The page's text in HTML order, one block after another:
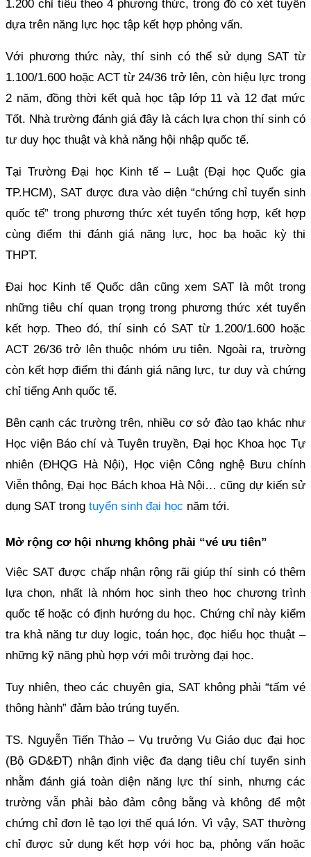
1.200 chỉ tiêu theo 4 phương thức, trong đó có xét tuyển
dựa trên năng lực học tập kết hợp phỏng vấn.
Với phương thức này, thí sinh có thể sử dụng SAT từ
1.100/1.600 hoặc ACT từ 24/36 trở lên, còn hiệu lực trong
2 năm, đồng thời kết quả học tập lớp 11 và 12 đạt mức
Tốt. Nhà trường đánh giá đây là cách lựa chọn thí sinh có
tư duy học thuật và khả năng hội nhập quốc tế.
Tại Trường Đại học Kinh tế – Luật (Đại học Quốc gia
TP.HCM), SAT được đưa vào diện “chứng chỉ tuyển sinh
quốc tế” trong phương thức xét tuyển tổng hợp, kết hợp
cùng điểm thi đánh giá năng lực, học bạ hoặc kỳ thi
THPT.
Đại học Kinh tế Quốc dân cũng xem SAT là một trong
những tiêu chí quan trọng trong phương thức xét tuyển
kết hợp. Theo đó, thí sinh có SAT từ 1.200/1.600 hoặc
ACT 26/36 trở lên thuộc nhóm ưu tiên. Ngoài ra, trường
còn kết hợp điểm thi đánh giá năng lực, tư duy và chứng
chỉ tiếng Anh quốc tế.
Bên cạnh các trường trên, nhiều cơ sở đào tạo khác như
Học viện Báo chí và Tuyên truyền, Đại học Khoa học Tự
nhiên (ĐHQG Hà Nội), Học viện Công nghệ Bưu chính
Viễn thông, Đại học Bách khoa Hà Nội… cũng dự kiến sử
dụng SAT trong tuyển sinh đại học năm tới.
Mở rộng cơ hội nhưng không phải “vé ưu tiên”
Việc SAT được chấp nhận rộng rãi giúp thí sinh có thêm
lựa chọn, nhất là nhóm học sinh theo học chương trình
quốc tế hoặc có định hướng du học. Chứng chỉ này kiểm
tra khả năng tư duy logic, toán học, đọc hiểu học thuật –
những kỹ năng phù hợp với môi trường đại học.
Tuy nhiên, theo các chuyên gia, SAT không phải “tấm vé
thông hành” đảm bảo trúng tuyển.
TS. Nguyễn Tiến Thảo – Vụ trưởng Vụ Giáo dục đại học
(Bộ GD&ĐT) nhận định việc đa dạng tiêu chí tuyển sinh
nhằm đánh giá toàn diện năng lực thí sinh, nhưng các
trường vẫn phải bảo đảm công bằng và không để một
chứng chỉ đơn lẻ tạo lợi thế quá lớn. Vì vậy, SAT thường
chỉ được sử dụng kết hợp với học bạ, phỏng vấn hoặc